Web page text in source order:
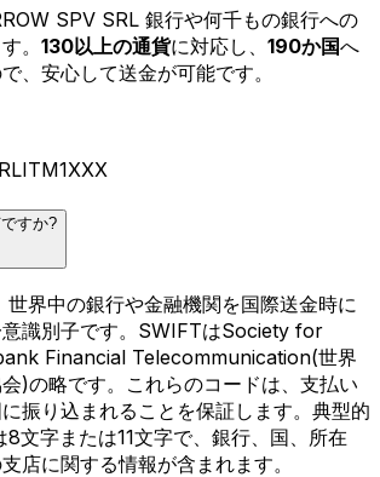
SPV SRL 銀行や何千もの銀行への
。 130以上の通貨に対応し、 190か国へ
、安心して送金が可能です。
すか?
界中の銀行や金融機関を国際送金時に
識別子です。SWIFTはSociety for
Financial Telecommunication(世界
)の略です。これらのコードは、支払い
振り込まれることを保証します。典型的
文字または11文字で、銀行、国、所在
店に関する情報が含まれます。